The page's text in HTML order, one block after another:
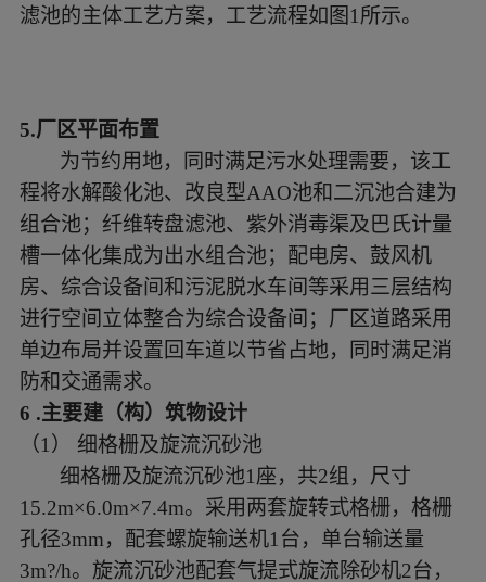
滤池的主体工艺方案，工艺流程如图1所示。
5.厂区平面布置
为节约用地，同时满足污水处理需要，该工
程将水解酸化池、改良型AAO池和二沉池合建为
组合池；纤维转盘滤池、紫外消毒渠及巴氏计量
槽一体化集成为出水组合池；配电房、鼓风机
房、综合设备间和污泥脱水车间等采用三层结构
进行空间立体整合为综合设备间；厂区道路采用
单边布局并设置回车道以节省占地，同时满足消
防和交通需求。
6 .主要建（构）筑物设计
（1 ）
细格栅及旋流沉砂池
细格栅及旋流沉砂池1座，共2组，尺寸
15.2m×6.0m×7.4m。采用两套旋转式格栅，格栅
孔径3mm，配套螺旋输送机1台，单台输送量
3m?/h。旋流沉砂池配套气提式旋流除砂机2台，